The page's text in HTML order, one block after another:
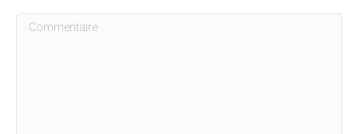
Commentaire